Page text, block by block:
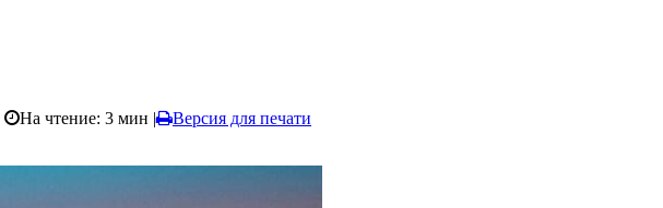
На чтение: 3 мин |
Версия для печати